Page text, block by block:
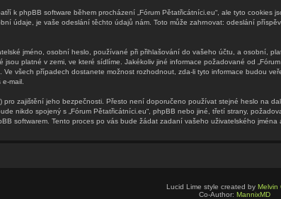
k phpBB software během procházení „Fórum Pětatřicátníci.eu“, ale tyto
údaje, je vaše odeslání těchto údajů nám. Toto může zahrnovat: odeslání
jméno, osobní heslo, používané při přihlašování do vašeho účtu, a osobní,
platné v zemi, ve které sídlíme. Jakékoliv jiné informace požadované od
všech případech dostanete možnost rozhodnout, zda-li tyto informace budou
mail.
pro zajištění jeho bezpečnosti. Přesto není doporučeno používat stejné heslo na
nikdo spojený s „Fórum Pětatřicátníci.eu“, phpBB nebo jiné, třetí strany,
softwarem. Tento proces po vás bude žádat zadaní vašeho uživatelského
Lucid Lime style created by Melvin
Co-Author: MannixMD